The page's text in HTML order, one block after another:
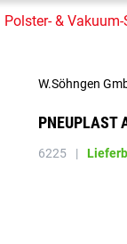
Polster- &
PNEUPLAST
W.Söhngen
6225 |